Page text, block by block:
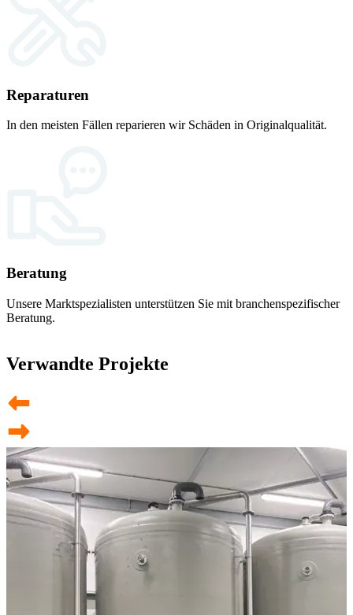
Reparaturen
In den meisten Fällen reparieren wir Schäden in Originalqualität.
Beratung
Unsere Marktspezialisten unterstützen Sie mit branchenspezifischer
Beratung.
Verwandte Projekte